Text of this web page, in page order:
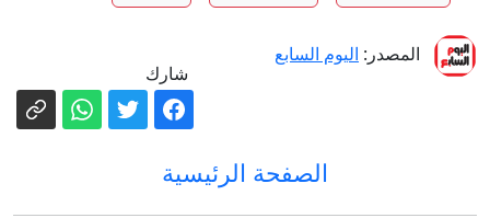
المصدر: اليوم السابع
شارك
الصفحة الرئيسية